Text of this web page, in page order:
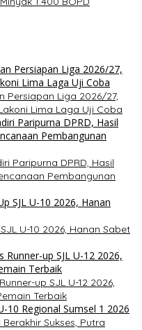
Persiapan Liga 2026/27,
Lima Laga Uji Coba
Paripurna DPRD, Hasil
Pembangunan
U-10 2026, Hanan Sabet
up SJL U-12 2026,
Terbaik
Sukses, Putra